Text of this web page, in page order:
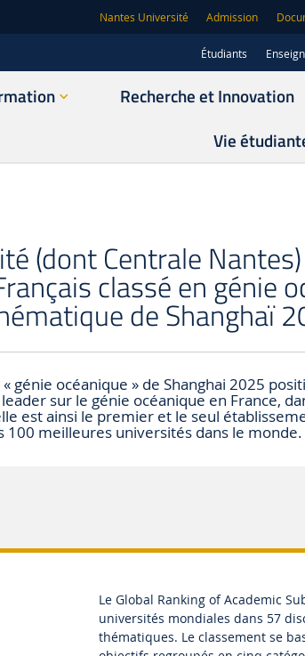
Nantes Université Admission
Étudiants
Recherche et Innovation
Vie
(dont Centrale
classé en génie
de Shanghaï
génie océanique » de Shanghai 2025
sur le génie océanique en France,
est ainsi le premier et le seul
meilleures universités dans le monde.
LeGlobal Ranking of Academic
universités mondiales dans 57
thématiques. Le classementse